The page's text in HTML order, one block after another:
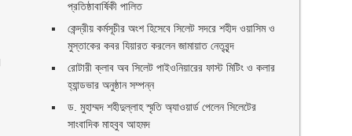
প্রতিষ্ঠাবার্ষিকী পালিত ‎​
কেন্দ্রীয় কর্মসূচীর অংশ হিসেবে সিলেট সদরে শহীদ ওয়াসিম ও
মুস্তাকের কবর যিয়ারত করলেন জামায়াত নেতৃবৃন্দ ‎
রোটারী ক্লাব অব সিলেট পাইওনিয়ারের ফাস্ট মিটিং ও কলার
হ্যান্ডভার অনুষ্ঠান সম্পন্ন
ড. মুহাম্মদ শহীদুল্লাহ স্মৃতি অ্যাওয়ার্ড পেলেন সিলেটের
সাংবাদিক মাহবুব আহমদ